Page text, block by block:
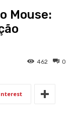
Mouse:
0
462